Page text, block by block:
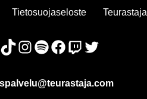
Tietosuojaseloste Teurastaja